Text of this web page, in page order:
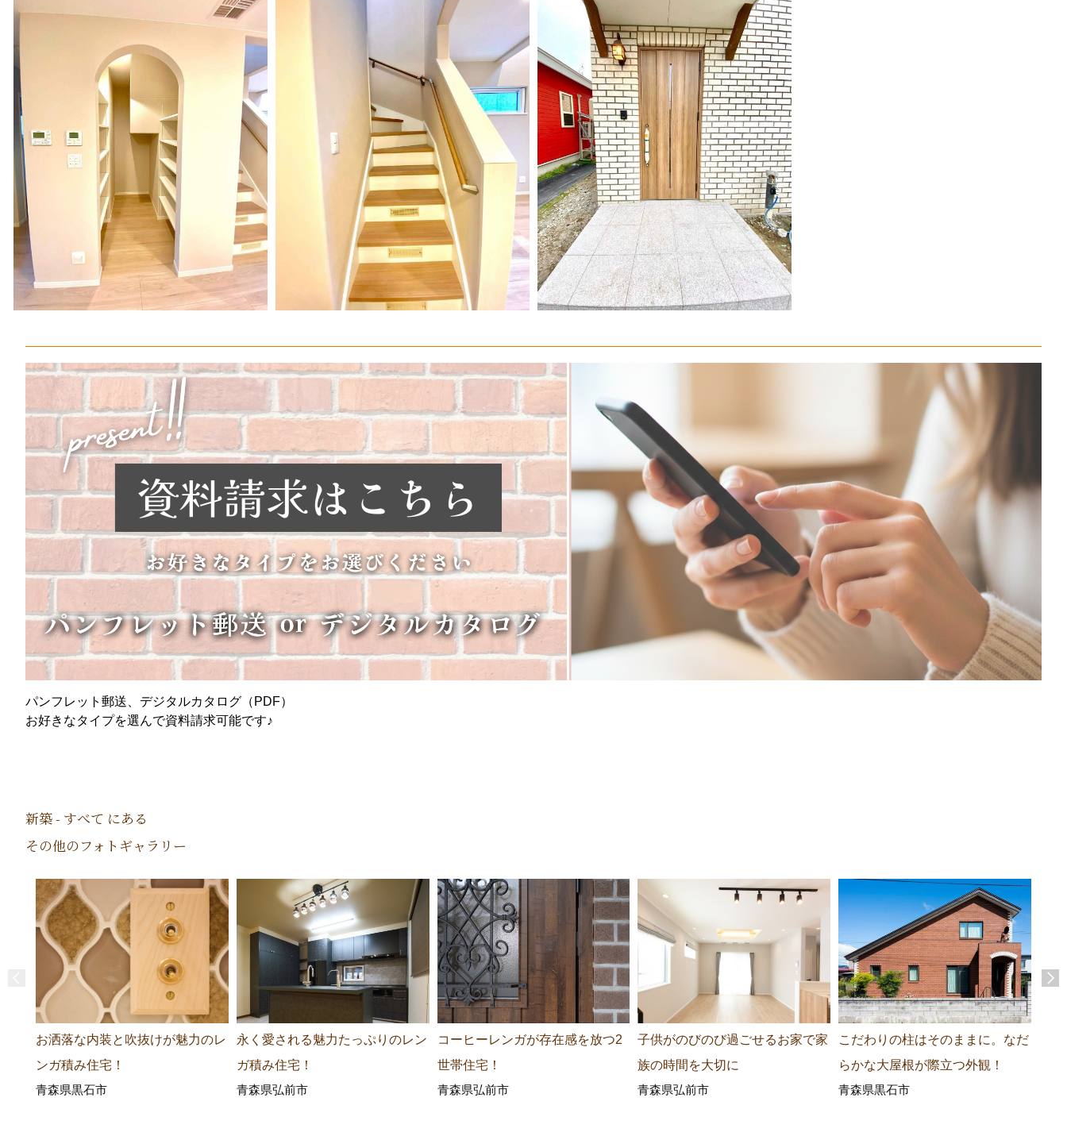
パンフレット郵送、デジタルカタログ（PDF）
お好きなタイプを選んで資料請求可能です♪
新築 - すべて にある
その他のフォトギャラリー
お洒落な内装と吹抜けが魅力のレ
ンガ積み住宅！
青森県黒石市
永く愛される魅力たっぷりのレン
ガ積み住宅！
青森県弘前市
コーヒーレンガが存在感を放つ2
世帯住宅！
青森県弘前市
子供がのびのび過ごせるお家で家
族の時間を大切に
青森県弘前市
こだわりの柱はそのままに。なだ
らかな大屋根が際立つ外観！
青森県黒石市